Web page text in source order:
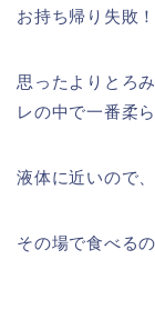
お持ち帰り失敗
思ったよりとろ
レの中で一番柔
液体に近いので
その場で食べる